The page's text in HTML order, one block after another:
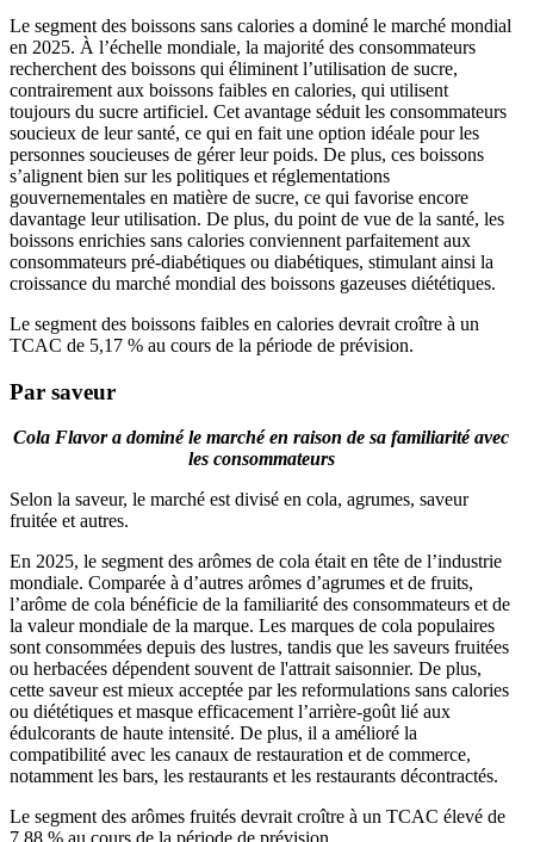
Le segment des boissons sans calories a dominé le marché mondial
en 2025. À l’échelle mondiale, la majorité des consommateurs
recherchent des boissons qui éliminent l’utilisation de sucre,
contrairement aux boissons faibles en calories, qui utilisent
toujours du sucre artificiel. Cet avantage séduit les consommateurs
soucieux de leur santé, ce qui en fait une option idéale pour les
personnes soucieuses de gérer leur poids. De plus, ces boissons
s’alignent bien sur les politiques et réglementations
gouvernementales en matière de sucre, ce qui favorise encore
davantage leur utilisation. De plus, du point de vue de la santé, les
boissons enrichies sans calories conviennent parfaitement aux
consommateurs pré-diabétiques ou diabétiques, stimulant ainsi la
croissance du marché mondial des boissons gazeuses diététiques.
Le segment des boissons faibles en calories devrait croître à un
TCAC de 5,17 % au cours de la période de prévision.
Par saveur
Cola Flavor a dominé le marché en raison de sa familiarité avec
les consommateurs
Selon la saveur, le marché est divisé en cola, agrumes, saveur
fruitée et autres.
En 2025, le segment des arômes de cola était en tête de l’industrie
mondiale. Comparée à d’autres arômes d’agrumes et de fruits,
l’arôme de cola bénéficie de la familiarité des consommateurs et de
la valeur mondiale de la marque. Les marques de cola populaires
sont consommées depuis des lustres, tandis que les saveurs fruitées
ou herbacées dépendent souvent de l'attrait saisonnier. De plus,
cette saveur est mieux acceptée par les reformulations sans calories
ou diététiques et masque efficacement l’arrière-goût lié aux
édulcorants de haute intensité. De plus, il a amélioré la
compatibilité avec les canaux de restauration et de commerce,
notamment les bars, les restaurants et les restaurants décontractés.
Le segment des arômes fruités devrait croître à un TCAC élevé de